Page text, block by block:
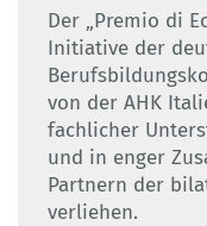
Der „Premio di
Initiative der
von der AHK
fachlicher
und in enger
Partnern der
verliehen.